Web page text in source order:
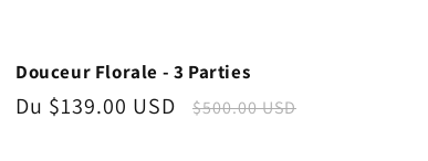
Douceur Florale - 3 Parties
Prix
Du $139.00 USD
Prix
$500.00 USD